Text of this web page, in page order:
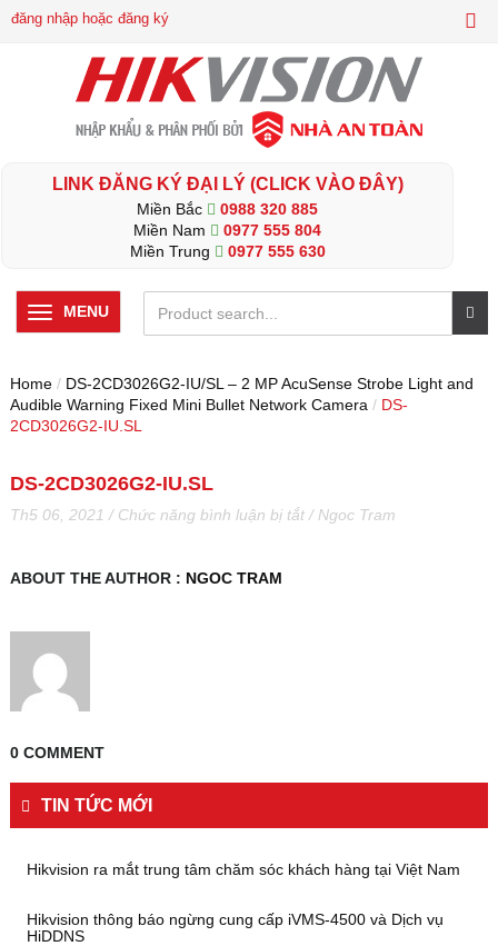
đăng nhập hoặc đăng ký
LINK ĐĂNG KÝ ĐẠI LÝ (CLICK VÀO ĐÂY)
Miền Bắc
0988 320 885
Miền Nam
0977 555 804
Miền Trung
0977 555 630
MENU
Home / DS-2CD3026G2-IU/SL – 2 MP AcuSense Strobe Light and
Audible Warning Fixed Mini Bullet Network Camera / DS-
2CD3026G2-IU.SL
DS-2CD3026G2-IU.SL
Th5 06, 2021 / Chức năng bình luận bị tắtở/ Ngoc Tram
ABOUT THE AUTHOR : NGOC TRAM
0 COMMENT
TIN TỨC MỚI
Hikvision ra mắt trung tâm chăm sóc khách hàng tại Việt Nam
Hikvision thông báo ngừng cung cấp iVMS-4500 và Dịch vụ
HiDDNS